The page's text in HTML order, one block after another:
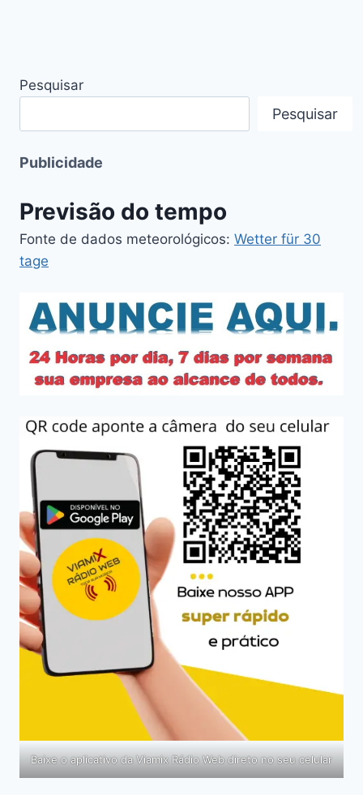
Pesquisar
Pesquisar
Publicidade
Previsão do tempo
Fonte de dados meteorológicos: Wetter für 30
tage
Baixe o aplicativo da Viamix Rádio Web direto no seu celular